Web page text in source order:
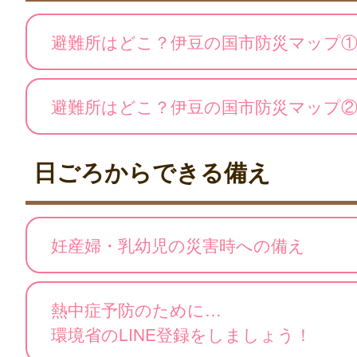
避難所はどこ？伊豆の国市防災マップ①
避難所はどこ？伊豆の国市防災マップ②
日ごろからできる備え
妊産婦・乳幼児の災害時への備え
熱中症予防のために…
環境省のLINE登録をしましょう！